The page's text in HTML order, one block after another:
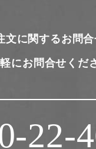
に関するお問合
にお問合せくだ
22-